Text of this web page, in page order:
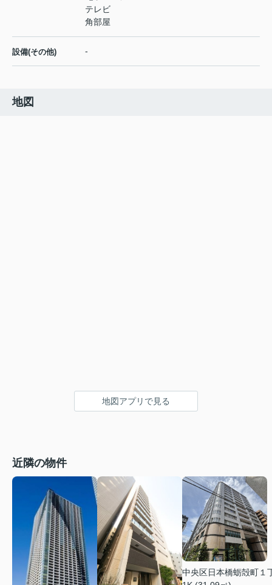
テレビ
角部屋
設備(その他) -
地図
地図アプリで見る
近隣の物件
中央区日本橋蛎殻町１